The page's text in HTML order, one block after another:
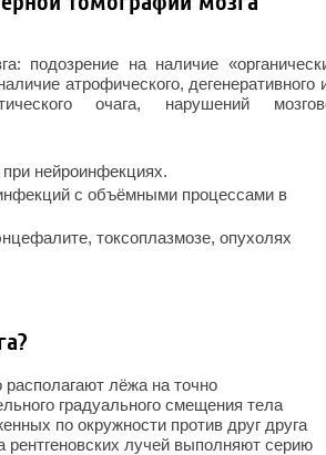
подозрение на наличие
атрофического, дегенеративного
очага, нарушений
при нейроинфекциях.
с объёмными процессами в
токсоплазмозе, опухолях
располагают лёжа на точно
градуального смещения тела
по окружности против друг друга
рентгеновских лучей выполняют серию